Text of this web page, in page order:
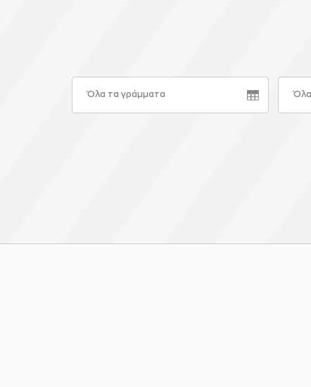
Όλα τα γράμματα